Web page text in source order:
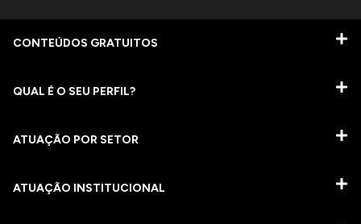
CONTEÚDOS GRATUITOS
QUAL É O SEU PERFIL?
ATUAÇÃO POR SETOR
ATUAÇÃO INSTITUCIONAL